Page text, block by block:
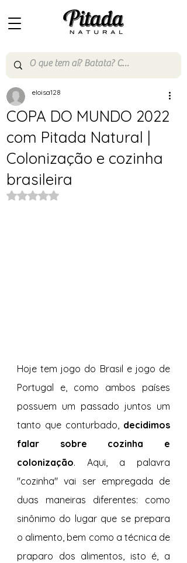
COPA DO MUNDO 2022
com Pitada Natural |
Colonização e cozinha
brasileira
eloisa128
Avaliado com NaN de 5 estrelas.
Hoje tem jogo do Brasil e jogo de
Portugal e, como ambos países
possuem um passado juntos um
tanto que conturbado, decidimos
falar sobre cozinha e
colonização. Aqui, a palavra
"cozinha" vai ser empregada de
duas maneiras diferentes: como
sinônimo do lugar que se prepara
o alimento, bem como a técnica de
praparo dos alimentos, isto é, a